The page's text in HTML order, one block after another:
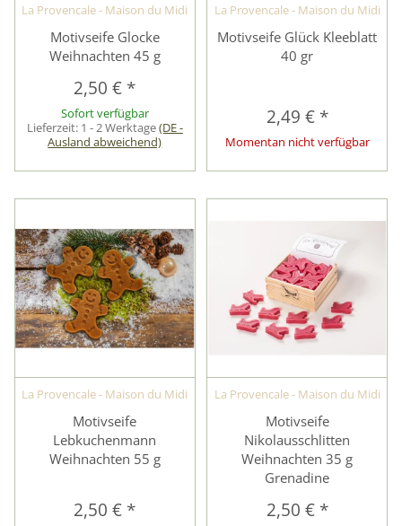
La Provencale - Maison du Midi
Motivseife Glocke
Weihnachten 45 g
2,50 € *
Sofort verfügbar
Lieferzeit: 1 - 2 Werktage(DE -
Ausland abweichend)
La Provencale - Maison du Midi
Motivseife Glück Kleeblatt
40 gr
2,49 € *
Momentan nicht verfügbar
La Provencale - Maison du Midi
Motivseife
Lebkuchenmann
Weihnachten 55 g
2,50 € *
La Provencale - Maison du Midi
Motivseife
Nikolausschlitten
Weihnachten 35 g
Grenadine
2,50 € *